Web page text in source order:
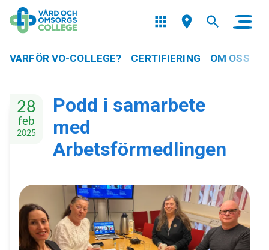
VARFÖR VO-COLLEGE? CERTIFIERING OM OSS
28
feb
2025
Podd i samarbete
med
Arbetsförmedlingen